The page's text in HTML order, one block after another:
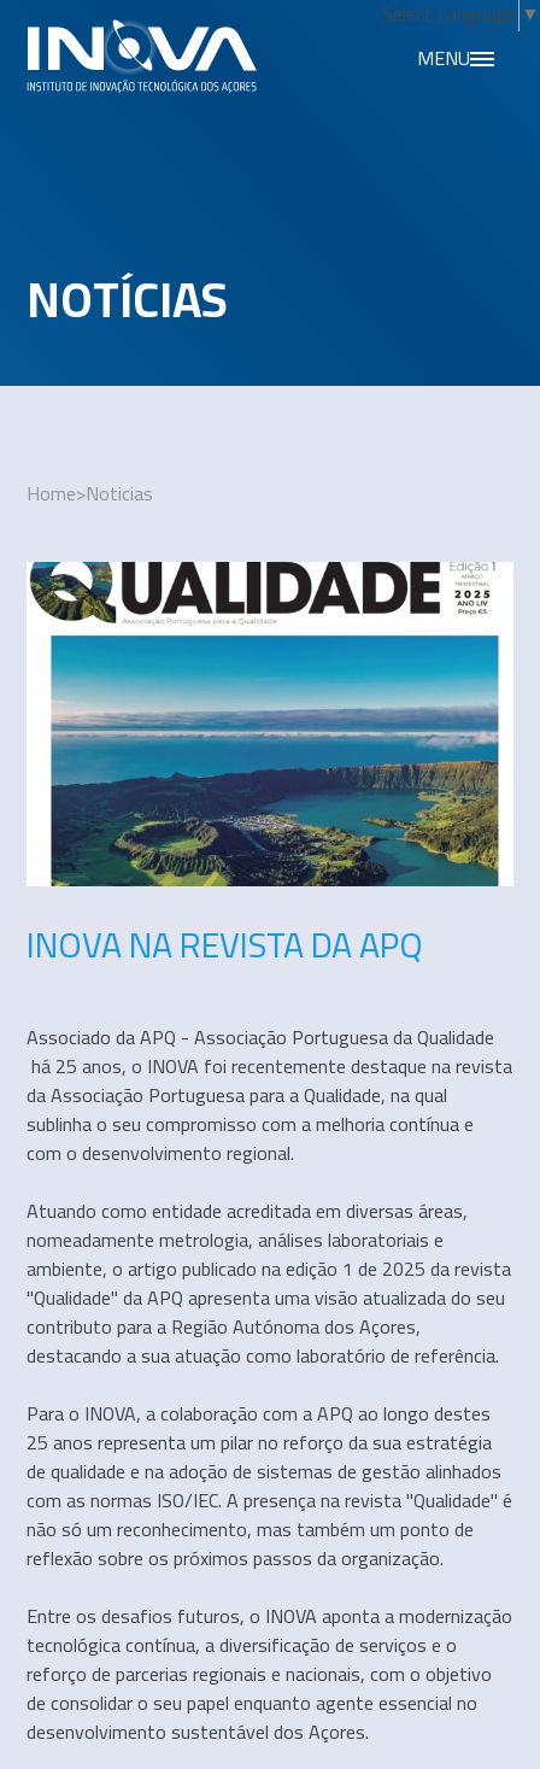
Select Language ▼
MENU
NOTÍCIAS
Home>Noticias
INOVA NA REVISTA DA APQ
Associado da APQ - Associação Portuguesa da Qualidade
há 25 anos, o INOVA foi recentemente destaque na revista
da Associação Portuguesa para a Qualidade, na qual
sublinha o seu compromisso com a melhoria contínua e
com o desenvolvimento regional.
Atuando como entidade acreditada em diversas áreas,
nomeadamente metrologia, análises laboratoriais e
ambiente, o artigo publicado na edição 1 de 2025 da revista
"Qualidade" da APQ apresenta uma visão atualizada do seu
contributo para a Região Autónoma dos Açores,
destacando a sua atuação como laboratório de referência.
Para o INOVA, a colaboração com a APQ ao longo destes
25 anos representa um pilar no reforço da sua estratégia
de qualidade e na adoção de sistemas de gestão alinhados
com as normas ISO/IEC. A presença na revista "Qualidade" é
não só um reconhecimento, mas também um ponto de
reflexão sobre os próximos passos da organização.
Entre os desafios futuros, o INOVA aponta a modernização
tecnológica contínua, a diversificação de serviços e o
reforço de parcerias regionais e nacionais, com o objetivo
de consolidar o seu papel enquanto agente essencial no
desenvolvimento sustentável dos Açores.